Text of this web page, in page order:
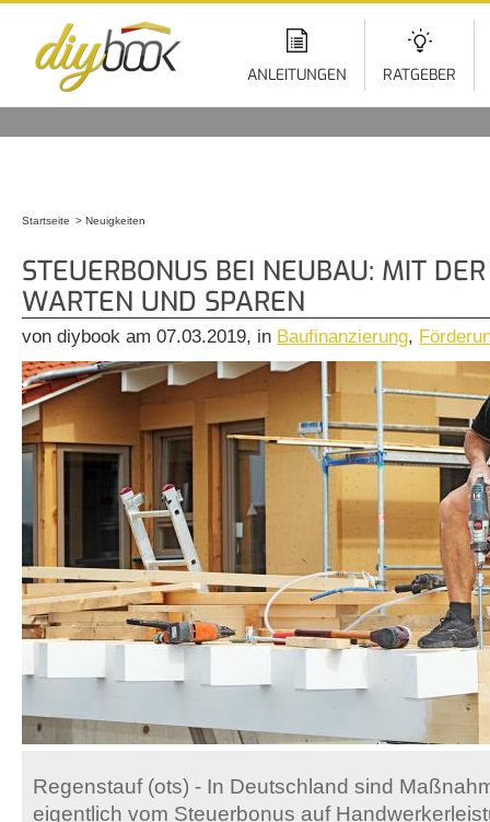
ANLEITUNGEN RATGEBER
Startseite Neuigkeiten
STEUERBONUS BEI NEUBAU: MIT
WARTEN UND SPAREN
von diybook am 07.03.2019, in Baufinanzierung,
Regenstauf (ots) - In Deutschland sind
eigentlich vom Steuerbonus auf